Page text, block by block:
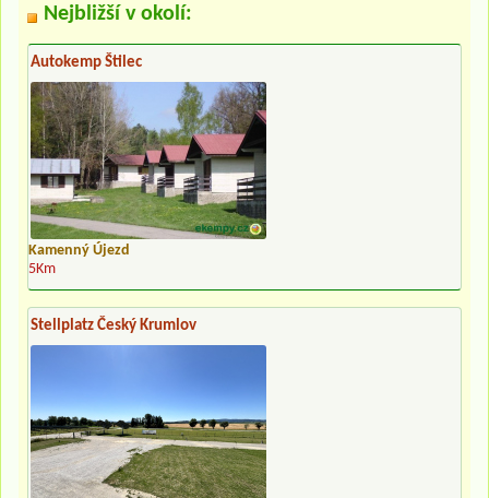
Nejbližší v okolí:
Autokemp Štilec
Kamenný Újezd
5Km
Stellplatz Český Krumlov